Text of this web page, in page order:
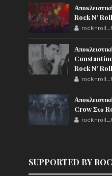
Rock N'
Rock N'
Crow Στο
SUPPORTED BY